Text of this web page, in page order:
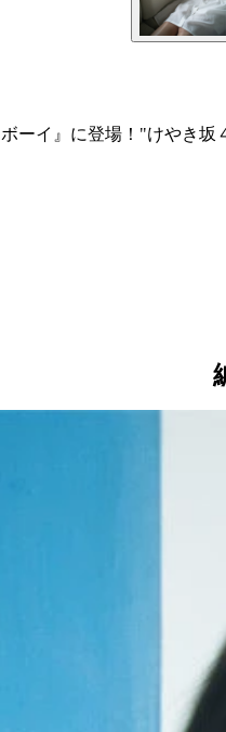
ーイ』に登場！"けやき